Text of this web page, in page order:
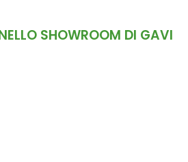
SHOWROOM DI GAVI